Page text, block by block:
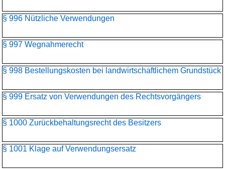
§ 996 Nützliche Verwendungen
§ 997 Wegnahmerecht
§ 998 Bestellungskosten bei landwirtschaftlichem Grundstück
§ 999 Ersatz von Verwendungen des Rechtsvorgängers
§ 1000 Zurückbehaltungsrecht des Besitzers
§ 1001 Klage auf Verwendungsersatz